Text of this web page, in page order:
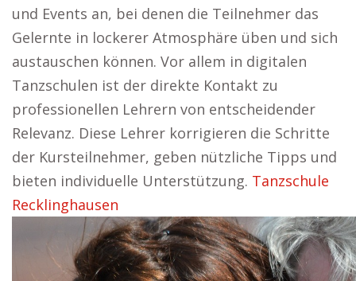
und Events an, bei denen die Teilnehmer das
Gelernte in lockerer Atmosphäre üben und sich
austauschen können. Vor allem in digitalen
Tanzschulen ist der direkte Kontakt zu
professionellen Lehrern von entscheidender
Relevanz. Diese Lehrer korrigieren die Schritte
der Kursteilnehmer, geben nützliche Tipps und
bieten individuelle Unterstützung. Tanzschule
Recklinghausen